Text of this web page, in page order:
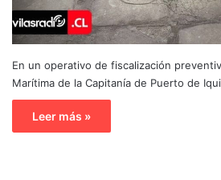
En un operativo de fiscalización
Marítima de la Capitanía de Puerto de
Leer más »